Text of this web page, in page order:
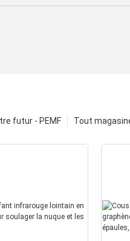
Tout
futur - PEMF